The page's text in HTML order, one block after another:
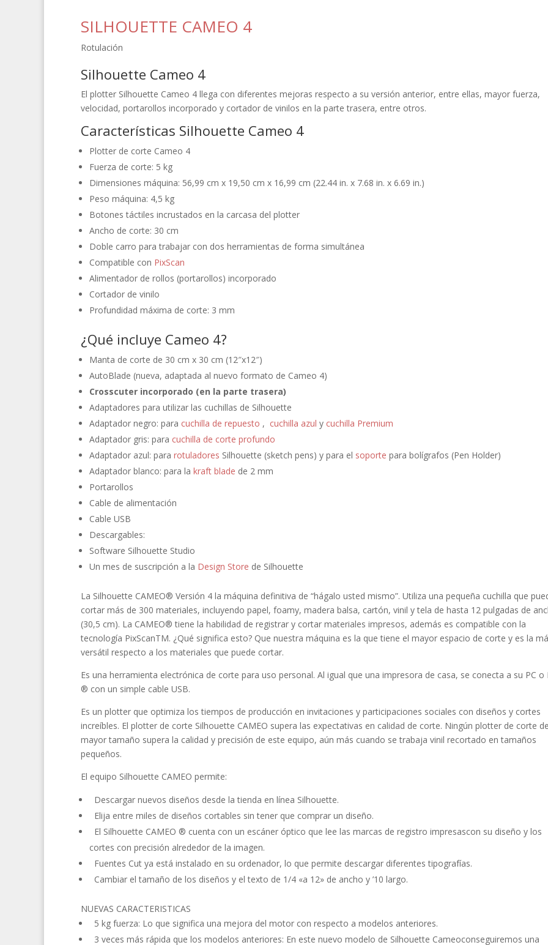
SILHOUETTE CAMEO 4
Rotulación
Silhouette Cameo 4
El plotter Silhouette Cameo 4 llega con diferentes mejoras respecto a su versión anterior, entre ellas, mayor fuerza,
velocidad, portarollos incorporado y cortador de vinilos en la parte trasera, entre otros.
Características Silhouette Cameo 4
Plotter de corte Cameo 4
Fuerza de corte: 5 kg
Dimensiones máquina: 56,99 cm x 19,50 cm x 16,99 cm (22.44 in. x 7.68 in. x 6.69 in.)
Peso máquina: 4,5 kg
Botones táctiles incrustados en la carcasa del plotter
Ancho de corte: 30 cm
Doble carro para trabajar con dos herramientas de forma simultánea
Compatible con PixScan
Alimentador de rollos (portarollos) incorporado
Cortador de vinilo
Profundidad máxima de corte: 3 mm
¿Qué incluye Cameo 4?
Manta de corte de 30 cm x 30 cm (12″x12″)
AutoBlade (nueva, adaptada al nuevo formato de Cameo 4)
Crosscuter incorporado (en la parte trasera)
Adaptadores para utilizar las cuchillas de Silhouette
Adaptador negro: para cuchilla de repuesto , cuchilla azul y cuchilla Premium
Adaptador gris: para cuchilla de corte profundo
Adaptador azul: para rotuladores Silhouette (sketch pens) y para el soporte para bolígrafos (Pen Holder)
Adaptador blanco: para la kraft blade de 2 mm
Portarollos
Cable de alimentación
Cable USB
Descargables:
Software Silhouette Studio
Un mes de suscripción a la Design Store de Silhouette
La Silhouette CAMEO® Versión 4 la máquina definitiva de “hágalo usted mismo”. Utiliza una pequeña cuchilla que
cortar más de 300 materiales, incluyendo papel, foamy, madera balsa, cartón, vinil y tela de hasta 12 pulgadas de
(30,5 cm). La CAMEO® tiene la habilidad de registrar y cortar materiales impresos, además es compatible con la
tecnología PixScanTM. ¿Qué significa esto? Que nuestra máquina es la que tiene el mayor espacio de corte y es la
versátil respecto a los materiales que puede cortar.
Es una herramienta electrónica de corte para uso personal. Al igual que una impresora de casa, se conecta a su PC o
® con un simple cable USB.
Es un plotter que optimiza los tiempos de producción en invitaciones y participaciones sociales con diseños y cortes
increíbles. El plotter de corte Silhouette CAMEO supera las expectativas en calidad de corte. Ningún plotter de corte de
mayor tamaño supera la calidad y precisión de este equipo, aún más cuando se trabaja vinil recortado en tamaños
pequeños.
El equipo Silhouette CAMEO permite:
Descargar nuevos diseños desde la tienda en línea Silhouette.
Elija entre miles de diseños cortables sin tener que comprar un diseño.
El Silhouette CAMEO ® cuenta con un escáner óptico que lee las marcas de registro impresascon su diseño y los
cortes con precisión alrededor de la imagen.
Fuentes Cut ya está instalado en su ordenador, lo que permite descargar diferentes tipografías.
Cambiar el tamaño de los diseños y el texto de 1/4 «a 12» de ancho y ’10 largo.
NUEVAS CARACTERISTICAS
5 kg fuerza: Lo que significa una mejora del motor con respecto a modelos anteriores.
3 veces más rápida que los modelos anteriores: En este nuevo modelo de Silhouette Cameoconseguiremos una